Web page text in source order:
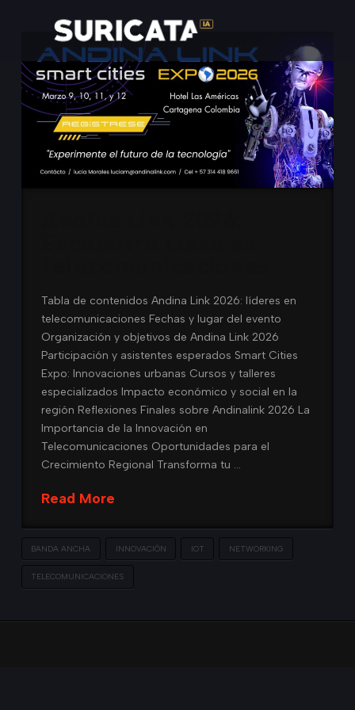
Tabla de contenidos Andina Link 2026: líderes en
telecomunicaciones Fechas y lugar del evento
Organización y objetivos de Andina Link 2026
Participación y asistentes esperados Smart Cities
Expo: Innovaciones urbanas Cursos y talleres
especializados Impacto económico y social en la
región Reflexiones Finales sobre Andinalink 2026 La
Importancia de la Innovación en
Telecomunicaciones Oportunidades para el
Crecimiento Regional Transforma tu …
Read More
BANDA ANCHA INNOVACIÓN IOT NETWORKING
TELECOMUNICACIONES